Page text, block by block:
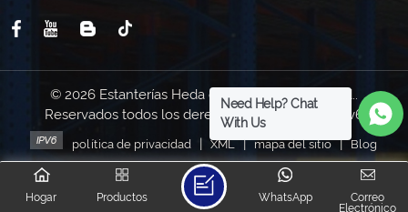
© 2026 Estanterías Heda de Guangzhou Co., Ltd..
Reservados todos los derechos . | Soporta red IPv6
política de privacidad | XML | mapa del sitio | Blog
Hogar Productos
Correo
Electrónico
WhatsApp
Need Help? Chat
With Us